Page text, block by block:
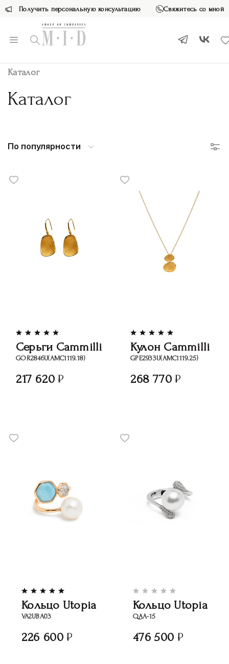
Получить персональную консультацию Свяжитесь со мной
Каталог
Каталог
По популярности
Серьги Cammilli
GOR2846U(АМС1119.18)
217 620
Кулон Cammilli
GРЕ2933U(АМС1119.25)
268 770
Кольцо Utopia
VA2UBA03
226 600
Кольцо Utopia
QAA-15
476 500